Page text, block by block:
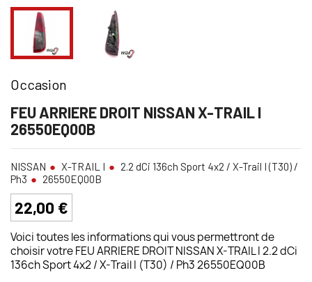
Occasion
FEU ARRIERE DROIT NISSAN X-TRAIL I
26550EQ00B
NISSAN X-TRAIL I
2.2 dCi 136ch Sport 4x2 / X-Trail I (T30) /
Ph3
26550EQ00B
22,00 €
Voici toutes les informations qui vous permettront de
choisir votre FEU ARRIERE DROIT NISSAN X-TRAIL I 2.2 dCi
136ch Sport 4x2 / X-Trail I (T30) / Ph3 26550EQ00B